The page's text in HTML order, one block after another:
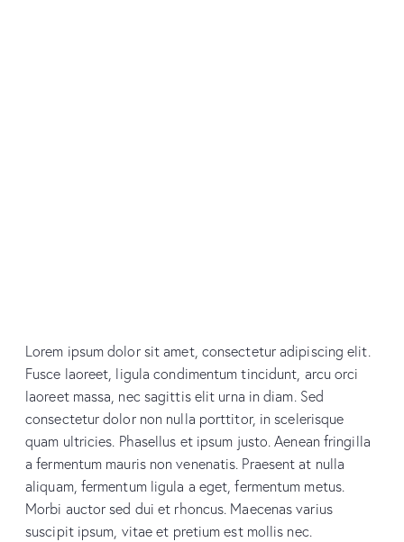
Lorem ipsum dolor sit amet, consectetur adipiscing elit.
Fusce laoreet, ligula condimentum tincidunt, arcu orci
laoreet massa, nec sagittis elit urna in diam. Sed
consectetur dolor non nulla porttitor, in scelerisque
quam ultricies. Phasellus et ipsum justo. Aenean fringilla
a fermentum mauris non venenatis. Praesent at nulla
aliquam, fermentum ligula a eget, fermentum metus.
Morbi auctor sed dui et rhoncus. Maecenas varius
suscipit ipsum, vitae et pretium est mollis nec.